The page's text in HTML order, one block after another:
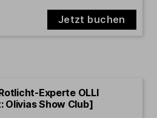
Jetzt buchen
Experte OLLI
Olivias Show Club]